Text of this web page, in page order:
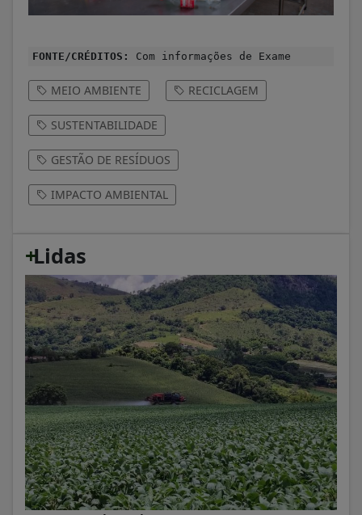
FONTE/CRÉDITOS: Com informações de Exame
MEIO AMBIENTE RECICLAGEM
SUSTENTABILIDADE
GESTÃO DE RESÍDUOS
IMPACTO AMBIENTAL
+
Lidas